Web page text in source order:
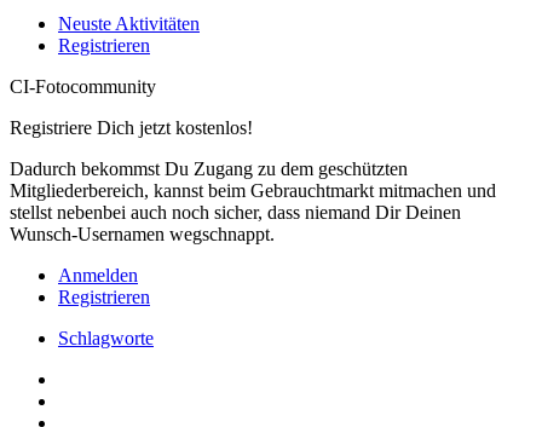
Neuste Aktivitäten
Registrieren
CI-Fotocommunity
Registriere Dich jetzt kostenlos!
Dadurch bekommst Du Zugang zu dem geschützten
Mitgliederbereich, kannst beim Gebrauchtmarkt mitmachen und
stellst nebenbei auch noch sicher, dass niemand Dir Deinen
Wunsch-Usernamen wegschnappt.
Anmelden
Registrieren
Schlagworte